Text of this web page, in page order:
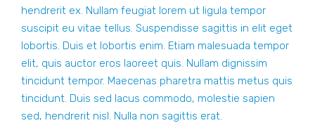
hendrerit ex. Nullam feugiat lorem ut ligula tempor
suscipit eu vitae tellus. Suspendisse sagittis in elit eget
lobortis. Duis et lobortis enim. Etiam malesuada tempor
elit, quis auctor eros laoreet quis. Nullam dignissim
tincidunt tempor. Maecenas pharetra mattis metus quis
tincidunt. Duis sed lacus commodo, molestie sapien
sed, hendrerit nisl. Nulla non sagittis erat.